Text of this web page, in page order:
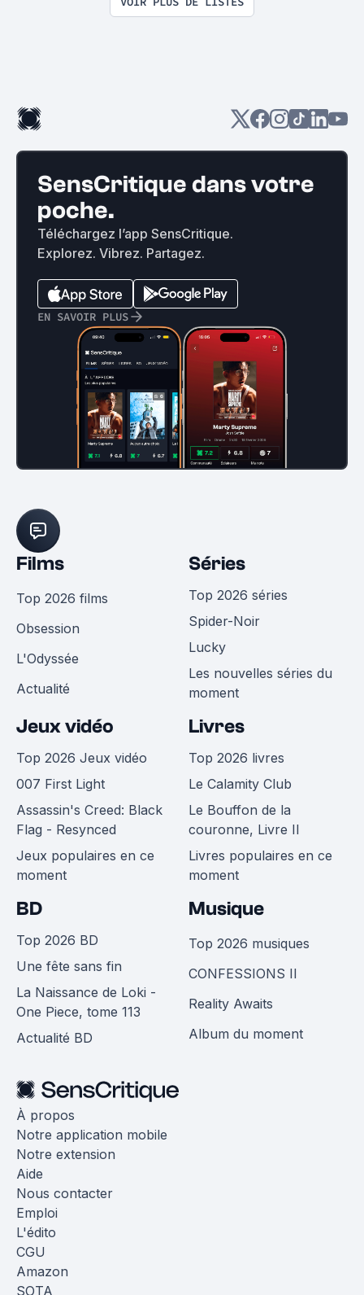
SensCritique dans votre
poche.
Téléchargez l’app SensCritique.
Explorez. Vibrez. Partagez.
EN SAVOIR PLUS
Films
Top 2026 films
Obsession
L'Odyssée
Actualité
Séries
Top 2026 séries
Spider-Noir
Lucky
Les nouvelles séries du
moment
Jeux vidéo
Top 2026 Jeux vidéo
007 First Light
Assassin's Creed: Black
Flag - Resynced
Jeux populaires en ce
moment
Livres
Top 2026 livres
Le Calamity Club
Le Bouffon de la
couronne, Livre II
Livres populaires en ce
moment
BD
Top 2026 BD
Une fête sans fin
La Naissance de Loki -
One Piece, tome 113
Actualité BD
Musique
Top 2026 musiques
CONFESSIONS II
Reality Awaits
Album du moment
À propos
Notre application mobile
Notre extension
Aide
Nous contacter
Emploi
L'édito
CGU
Amazon
SOTA